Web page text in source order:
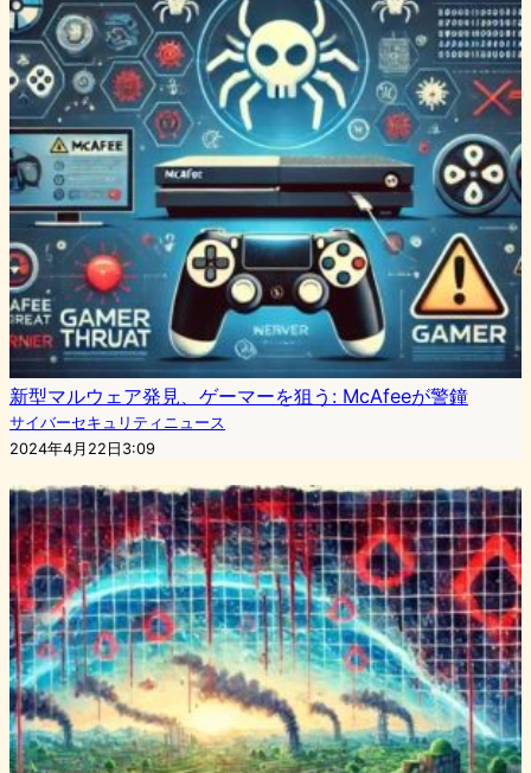
新型マルウェア発見、ゲーマーを狙う: McAfeeが警鐘
サイバーセキュリティニュース
2024年4月22日3:09